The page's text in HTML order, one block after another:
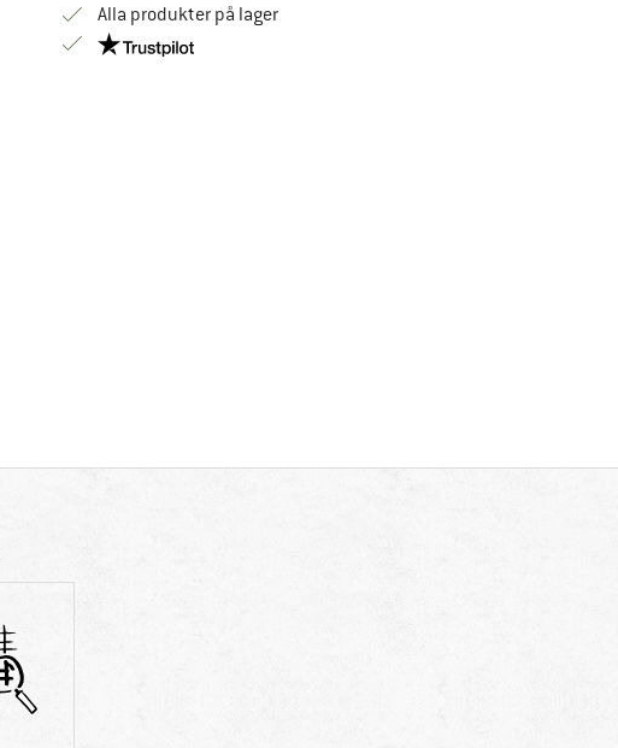
Alla produkter på lager
Trust Pilot-garanti - hitta all information här!